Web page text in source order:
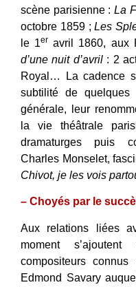
scène parisienne : La
octobre 1859 ;Les
le 1er avril 1860, aux
d’une nuit d’avril : 2
Royal… La cadence
subtilité de quelques
générale, leur
la vie théâtrale
dramaturges puis
Charles Monselet,
Chivot, je les vois
– Choyés par le
Aux relations liées
moment
compositeurs
Edmond Savary